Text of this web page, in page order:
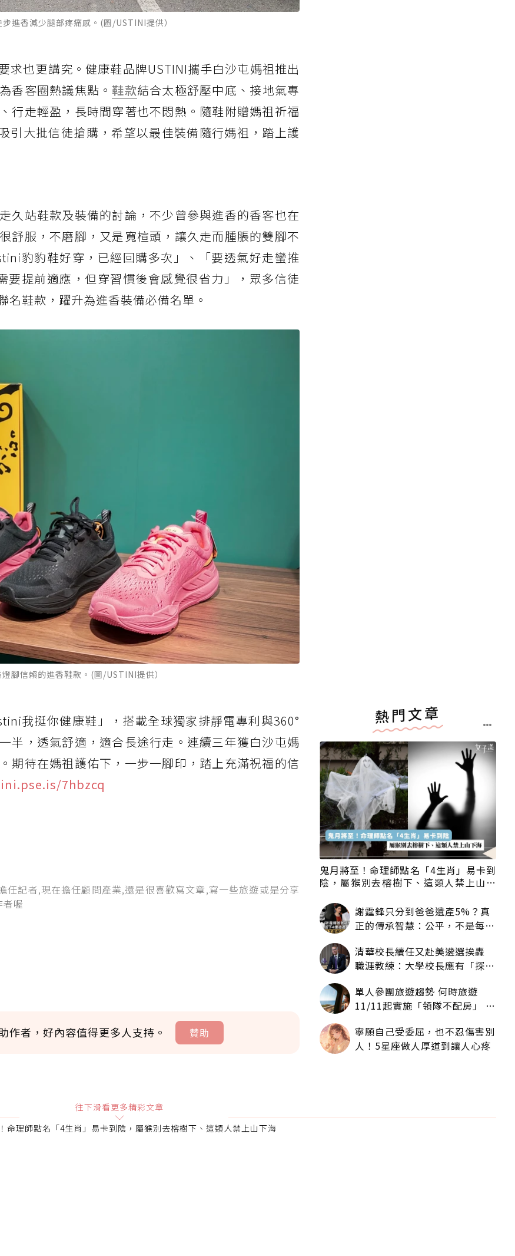
進香減少腿部疼痛感。(圖/USTINI提供）
求也更講究。健康鞋品牌USTINI攜手白沙屯媽祖推出
香客圈熱議焦點。鞋款結合太極舒壓中底、接地氣專
行走輕盈，長時間穿著也不悶熱。隨鞋附贈媽祖祈福
引大批信徒搶購，希望以最佳裝備隨行媽祖，踏上護
久站鞋款及裝備的討論，不少曾參與進香的香客也在
舒服，不磨腳，又是寬楦頭，讓久走而腫脹的雙腳不
豹豹鞋好穿，已經回購多次」、「要透氣好走蠻推
提前適應，但穿習慣後會感覺很省力」，眾多信徒
鞋款，躍升為進香裝備必備名單。
腳信賴的進香鞋款。(圖/USTINI提供）
我挺你健康鞋」，搭載全球獨家排靜電專利與360°
半，透氣舒適，適合長途行走。連續三年獲白沙屯媽
期待在媽祖護佑下，一步一腳印，踏上充滿祝福的信
7hbzcq
任記者,現在擔任顧問產業,還是很喜歡寫文章,寫一些旅遊或是分享
喔
作者，好內容值得更多人支持。 贊助
熱門文章
鬼月將至！命理師點名「4生肖」易卡到
陰，屬猴別去榕樹下、這類人禁上山下
謝霆鋒只分到爸爸遺產5%？真
正的傳承智慧：公平，不是每個
清華校長續任又赴美遴選挨轟
職涯教練：大學校長應有「探
單人參團旅遊趨勢 何時旅遊
11/11起實施「領隊不配房」 落
寧願自己受委屈，也不忍傷害別
人！5星座做人厚道到讓人心疼
往下滑看更多精彩文章
命理師點名「4生肖」易卡到陰，屬猴別去榕樹下、這類人禁上山下海